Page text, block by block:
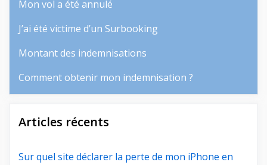
Mon vol a été annulé
J’ai été victime d’un Surbooking
Montant des indemnisations
Comment obtenir mon indemnisation ?
Articles récents
Sur quel site déclarer la perte de mon iPhone en